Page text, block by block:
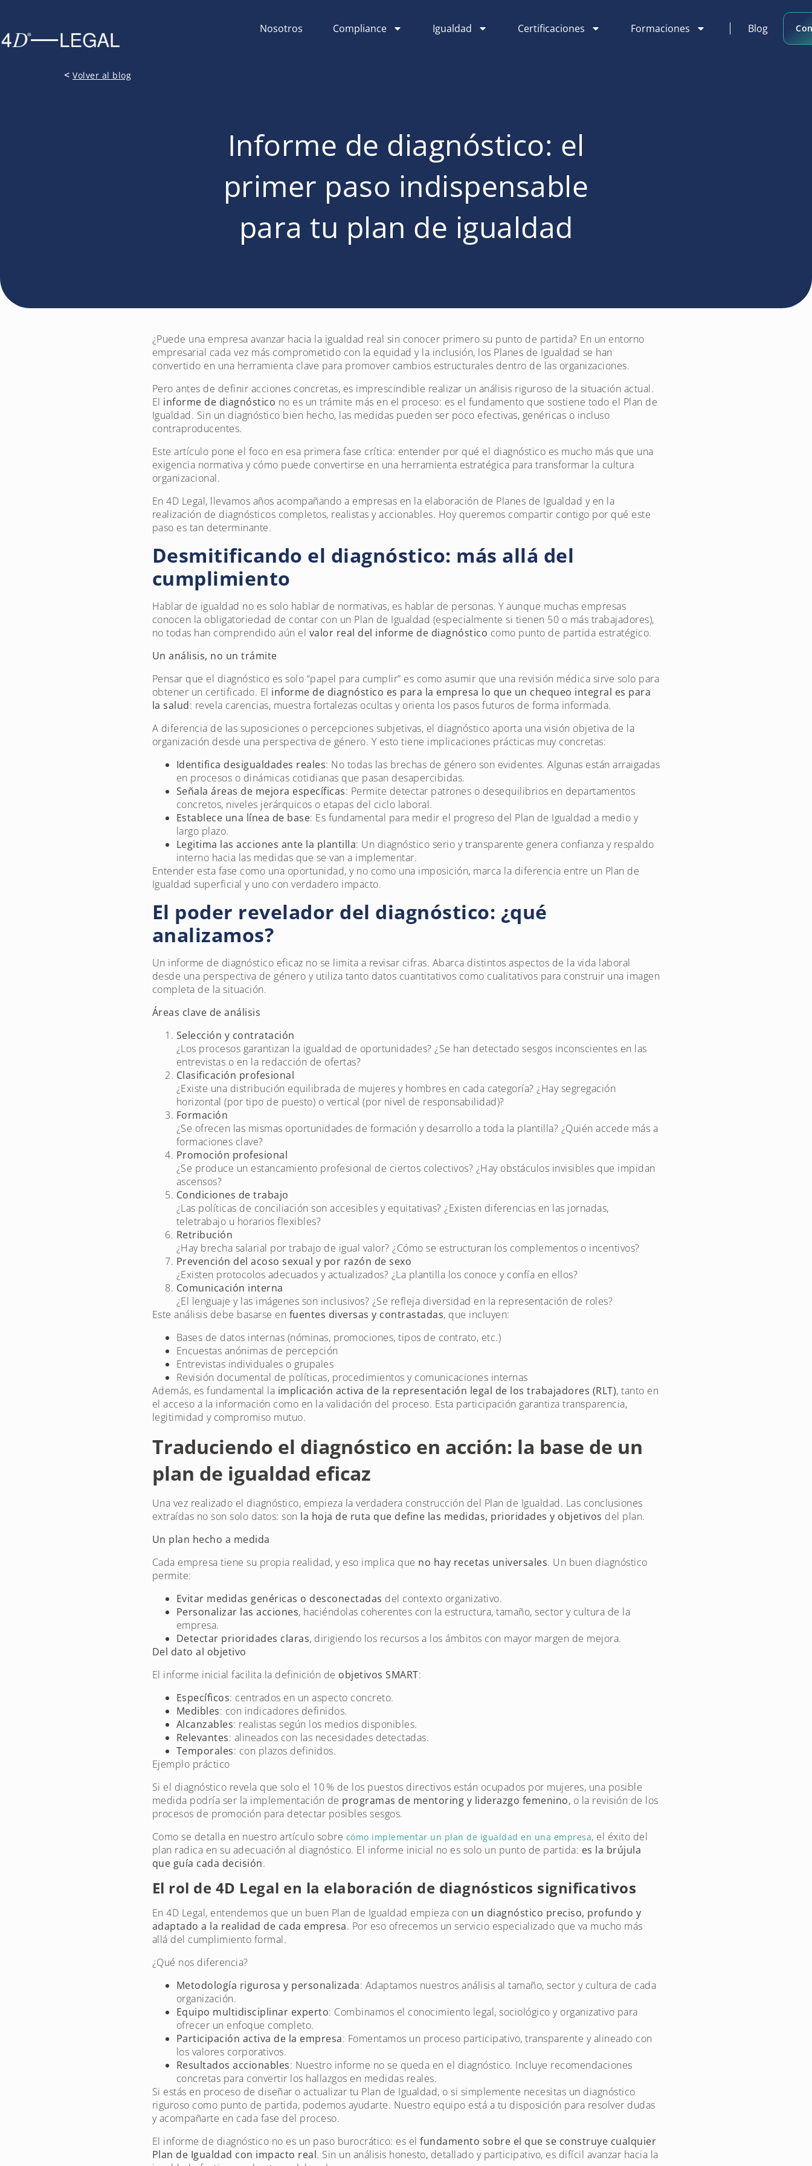
Nosotros Compliance Igualdad Certificaciones Formaciones Blog
< Volver al blog
Informe de diagnóstico: el
primer paso indispensable
para tu plan de igualdad
¿Puede una empresa avanzar hacia la igualdad real sin conocer primero su punto de partida? En un entorno
empresarial cada vez más comprometido con la equidad y la inclusión, los Planes de Igualdad se han
convertido en una herramienta clave para promover cambios estructurales dentro de las organizaciones.
Pero antes de definir acciones concretas, es imprescindible realizar un análisis riguroso de la situación actual.
El informe de diagnóstico no es un trámite más en el proceso: es el fundamento que sostiene todo el Plan de
Igualdad. Sin un diagnóstico bien hecho, las medidas pueden ser poco efectivas, genéricas o incluso
contraproducentes.
Este artículo pone el foco en esa primera fase crítica: entender por qué el diagnóstico es mucho más que una
exigencia normativa y cómo puede convertirse en una herramienta estratégica para transformar la cultura
organizacional.
En 4D Legal, llevamos años acompañando a empresas en la elaboración de Planes de Igualdad y en la
realización de diagnósticos completos, realistas y accionables. Hoy queremos compartir contigo por qué este
paso es tan determinante.
Desmitificando el diagnóstico: más allá del
cumplimiento
Hablar de igualdad no es solo hablar de normativas, es hablar de personas. Y aunque muchas empresas
conocen la obligatoriedad de contar con un Plan de Igualdad (especialmente si tienen 50 o más trabajadores),
no todas han comprendido aún el valor real del informe de diagnóstico como punto de partida estratégico.
Un análisis, no un trámite
Pensar que el diagnóstico es solo “papel para cumplir” es como asumir que una revisión médica sirve solo para
obtener un certificado. El informe de diagnóstico es para la empresa lo que un chequeo integral es para
la salud: revela carencias, muestra fortalezas ocultas y orienta los pasos futuros de forma informada.
A diferencia de las suposiciones o percepciones subjetivas, el diagnóstico aporta una visión objetiva de la
organización desde una perspectiva de género. Y esto tiene implicaciones prácticas muy concretas:
Identifica desigualdades reales: No todas las brechas de género son evidentes. Algunas están arraigadas
en procesos o dinámicas cotidianas que pasan desapercibidas.
Señala áreas de mejora específicas: Permite detectar patrones o desequilibrios en departamentos
concretos, niveles jerárquicos o etapas del ciclo laboral.
Establece una línea de base: Es fundamental para medir el progreso del Plan de Igualdad a medio y
largo plazo.
Legitima las acciones ante la plantilla: Un diagnóstico serio y transparente genera confianza y respaldo
interno hacia las medidas que se van a implementar.
Entender esta fase como una oportunidad, y no como una imposición, marca la diferencia entre un Plan de
Igualdad superficial y uno con verdadero impacto.
El poder revelador del diagnóstico: ¿qué
analizamos?
Un informe de diagnóstico eficaz no se limita a revisar cifras. Abarca distintos aspectos de la vida laboral
desde una perspectiva de género y utiliza tanto datos cuantitativos como cualitativos para construir una imagen
completa de la situación.
Áreas clave de análisis
Selección y contratación
¿Los procesos garantizan la igualdad de oportunidades? ¿Se han detectado sesgos inconscientes en las
entrevistas o en la redacción de ofertas?
Clasificación profesional
¿Existe una distribución equilibrada de mujeres y hombres en cada categoría? ¿Hay segregación
horizontal (por tipo de puesto) o vertical (por nivel de responsabilidad)?
Formación
¿Se ofrecen las mismas oportunidades de formación y desarrollo a toda la plantilla? ¿Quién accede más a
formaciones clave?
Promoción profesional
¿Se produce un estancamiento profesional de ciertos colectivos? ¿Hay obstáculos invisibles que impidan
ascensos?
Condiciones de trabajo
¿Las políticas de conciliación son accesibles y equitativas? ¿Existen diferencias en las jornadas,
teletrabajo u horarios flexibles?
Retribución
¿Hay brecha salarial por trabajo de igual valor? ¿Cómo se estructuran los complementos o incentivos?
Prevención del acoso sexual y por razón de sexo
¿Existen protocolos adecuados y actualizados? ¿La plantilla los conoce y confía en ellos?
Comunicación interna
¿El lenguaje y las imágenes son inclusivos? ¿Se refleja diversidad en la representación de roles?
Este análisis debe basarse en fuentes diversas y contrastadas, que incluyen:
Bases de datos internas (nóminas, promociones, tipos de contrato, etc.)
Encuestas anónimas de percepción
Entrevistas individuales o grupales
Revisión documental de políticas, procedimientos y comunicaciones internas
Además, es fundamental la implicación activa de la representación legal de los trabajadores (RLT), tanto en
el acceso a la información como en la validación del proceso. Esta participación garantiza transparencia,
legitimidad y compromiso mutuo.
Traduciendo el diagnóstico en acción: la base de un
plan de igualdad eficaz
Una vez realizado el diagnóstico, empieza la verdadera construcción del Plan de Igualdad. Las conclusiones
extraídas no son solo datos: son la hoja de ruta que define las medidas, prioridades y objetivos del plan.
Un plan hecho a medida
Cada empresa tiene su propia realidad, y eso implica que no hay recetas universales. Un buen diagnóstico
permite:
Evitar medidas genéricas o desconectadas del contexto organizativo.
Personalizar las acciones, haciéndolas coherentes con la estructura, tamaño, sector y cultura de la
empresa.
Detectar prioridades claras, dirigiendo los recursos a los ámbitos con mayor margen de mejora.
Del dato al objetivo
El informe inicial facilita la definición de objetivos SMART:
Específicos: centrados en un aspecto concreto.
Medibles: con indicadores definidos.
Alcanzables: realistas según los medios disponibles.
Relevantes: alineados con las necesidades detectadas.
Temporales: con plazos definidos.
Ejemplo práctico
Si el diagnóstico revela que solo el 10 % de los puestos directivos están ocupados por mujeres, una posible
medida podría ser la implementación de programas de mentoring y liderazgo femenino, o la revisión de los
procesos de promoción para detectar posibles sesgos.
Como se detalla en nuestro artículo sobre cómo implementar un plan de igualdad en una empresa, el éxito del
plan radica en su adecuación al diagnóstico. El informe inicial no es solo un punto de partida: es la brújula
que guía cada decisión.
El rol de 4D Legal en la elaboración de diagnósticos significativos
En 4D Legal, entendemos que un buen Plan de Igualdad empieza con un diagnóstico preciso, profundo y
adaptado a la realidad de cada empresa. Por eso ofrecemos un servicio especializado que va mucho más
allá del cumplimiento formal.
¿Qué nos diferencia?
Metodología rigurosa y personalizada: Adaptamos nuestros análisis al tamaño, sector y cultura de cada
organización.
Equipo multidisciplinar experto: Combinamos el conocimiento legal, sociológico y organizativo para
ofrecer un enfoque completo.
Participación activa de la empresa: Fomentamos un proceso participativo, transparente y alineado con
los valores corporativos.
Resultados accionables: Nuestro informe no se queda en el diagnóstico. Incluye recomendaciones
concretas para convertir los hallazgos en medidas reales.
Si estás en proceso de diseñar o actualizar tu Plan de Igualdad, o si simplemente necesitas un diagnóstico
riguroso como punto de partida, podemos ayudarte. Nuestro equipo está a tu disposición para resolver dudas
y acompañarte en cada fase del proceso.
El informe de diagnóstico no es un paso burocrático: es elfundamento sobre el que se construye cualquier
Plan de Igualdad con impacto real. Sin un análisis honesto, detallado y participativo, es difícil avanzar hacia la